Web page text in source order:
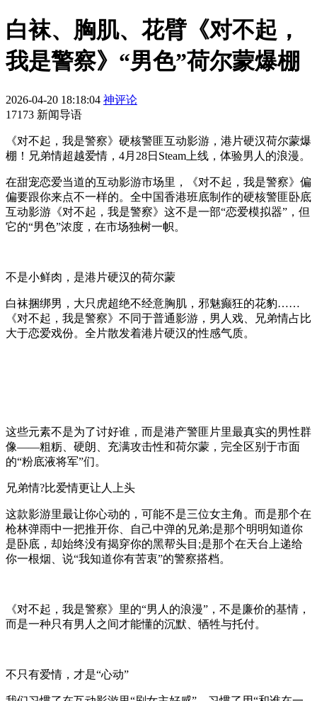
白袜、胸肌、花臂《对不起，
我是警察》“男色”荷尔蒙爆棚
2026-04-20 18:18:04 神评论
17173 新闻导语
《对不起，我是警察》硬核警匪互动影游，港片硬汉荷尔蒙爆
棚！兄弟情超越爱情，4月28日Steam上线，体验男人的浪漫。
在甜宠恋爱当道的互动影游市场里，《对不起，我是警察》偏
偏要跟你来点不一样的。全中国香港班底制作的硬核警匪卧底
互动影游《对不起，我是警察》这不是一部“恋爱模拟器”，但
它的“男色”浓度，在市场独树一帜。
不是小鲜肉，是港片硬汉的荷尔蒙
白袜捆绑男，大只虎超绝不经意胸肌，邪魅癫狂的花豹……
《对不起，我是警察》不同于普通影游，男人戏、兄弟情占比
大于恋爱戏份。全片散发着港片硬汉的性感气质。
这些元素不是为了讨好谁，而是港产警匪片里最真实的男性群
像——粗粝、硬朗、充满攻击性和荷尔蒙，完全区别于市面
的“粉底液将军”们。
兄弟情?比爱情更让人上头
这款影游里最让你心动的，可能不是三位女主角。而是那个在
枪林弹雨中一把推开你、自己中弹的兄弟;是那个明明知道你
是卧底，却始终没有揭穿你的黑帮头目;是那个在天台上递给
你一根烟、说“我知道你有苦衷”的警察搭档。
《对不起，我是警察》里的“男人的浪漫”，不是廉价的基情，
而是一种只有男人之间才能懂的沉默、牺牲与托付。
不只有爱情，才是“心动”